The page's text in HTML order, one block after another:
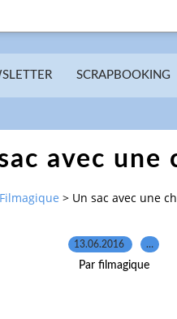
SCRAPBOOKING
avec une
> Un sac avec une
13.06.2016 …
Par filmagique